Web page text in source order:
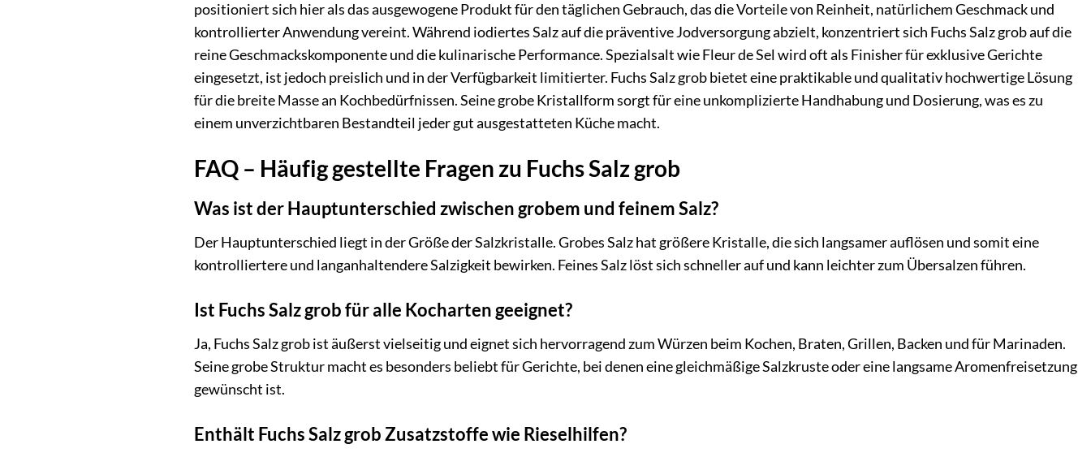
positioniert sich hier als das ausgewogene Produkt für den täglichen Gebrauch, das die Vorteile von Reinheit, natürlichem Geschmack und
kontrollierter Anwendung vereint. Während iodiertes Salz auf die präventive Jodversorgung abzielt, konzentriert sich Fuchs Salz grob auf die
reine Geschmackskomponente und die kulinarische Performance. Spezialsalt wie Fleur de Sel wird oft als Finisher für exklusive Gerichte
eingesetzt, ist jedoch preislich und in der Verfügbarkeit limitierter. Fuchs Salz grob bietet eine praktikable und qualitativ hochwertige Lösung
für die breite Masse an Kochbedürfnissen. Seine grobe Kristallform sorgt für eine unkomplizierte Handhabung und Dosierung, was es zu
einem unverzichtbaren Bestandteil jeder gut ausgestatteten Küche macht.
FAQ – Häufig gestellte Fragen zu Fuchs Salz grob
Was ist der Hauptunterschied zwischen grobem und feinem Salz?
Der Hauptunterschied liegt in der Größe der Salzkristalle. Grobes Salz hat größere Kristalle, die sich langsamer auflösen und somit eine
kontrolliertere und langanhaltendere Salzigkeit bewirken. Feines Salz löst sich schneller auf und kann leichter zum Übersalzen führen.
Ist Fuchs Salz grob für alle Kocharten geeignet?
Ja, Fuchs Salz grob ist äußerst vielseitig und eignet sich hervorragend zum Würzen beim Kochen, Braten, Grillen, Backen und für Marinaden.
Seine grobe Struktur macht es besonders beliebt für Gerichte, bei denen eine gleichmäßige Salzkruste oder eine langsame Aromenfreisetzung
gewünscht ist.
Enthält Fuchs Salz grob Zusatzstoffe wie Rieselhilfen?